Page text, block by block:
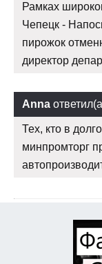
Рамках
Чепецк -
пирожок
директор
Anna
Тех, кто в
минпромторг